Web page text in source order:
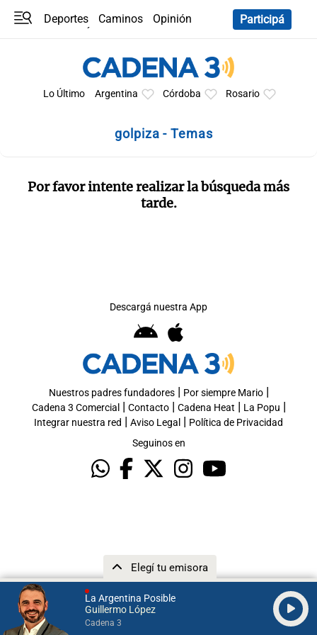
La Argentina Posible
Guillermo López
Cadena 3
Elegí tu emisora
Deportes Caminos
Opinión
Participá
Lo Último Argentina Córdoba Rosario
golpiza - Temas
Por favor intente realizar la búsqueda más
tarde.
Descargá nuestra App
Nuestros padres fundadores| Por siempre Mario|
Cadena 3 Comercial | Contacto| Cadena Heat | La Popu |
Integrar nuestra red | Aviso Legal | Política de Privacidad
Seguinos en